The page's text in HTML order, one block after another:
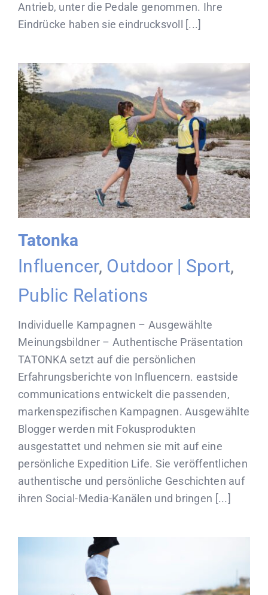
Antrieb, unter die Pedale genommen. Ihre
Eindrücke haben sie eindrucksvoll [...]
Tatonka
Influencer, Outdoor | Sport,
Public Relations
Individuelle Kampagnen – Ausgewählte
Meinungsbildner – Authentische Präsentation
TATONKA setzt auf die persönlichen
Erfahrungsberichte von Influencern. eastside
communications entwickelt die passenden,
markenspezifischen Kampagnen. Ausgewählte
Blogger werden mit Fokusprodukten
ausgestattet und nehmen sie mit auf eine
persönliche Expedition Life. Sie veröffentlichen
authentische und persönliche Geschichten auf
ihren Social-Media-Kanälen und bringen [...]